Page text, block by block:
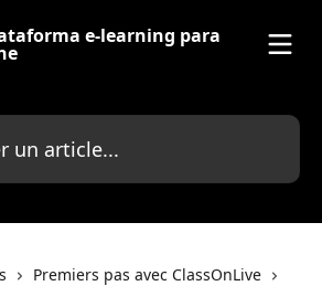
Premiers pas avec ClassOnLive